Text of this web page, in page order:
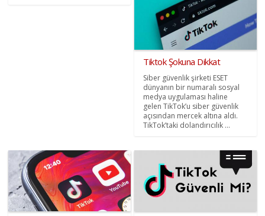
Tiktok Şokuna Dikkat
Siber güvenlik şirketi ESET
dünyanın bir numaralı sosyal
medya uygulaması haline
gelen TikTok’u siber güvenlik
açısından mercek altına aldı.
TikTok’taki dolandırıcılık ...